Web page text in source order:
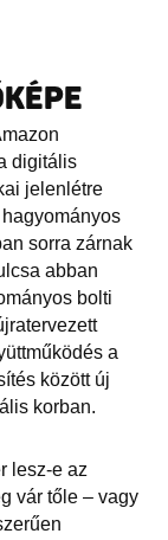
digitális
jelenlétre
sorra zárnak
abban
bolti
a
között új
korban.
lesz-e az
vár tőle – vagy